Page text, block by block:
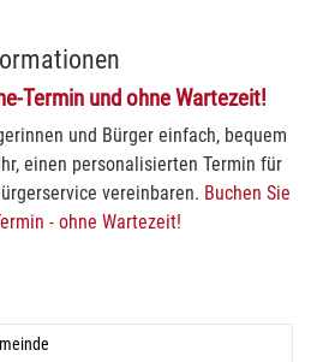
Termin und ohne Wartezeit!
und Bürger einfach, bequem
einen personalisierten Termin für
vereinbaren. Buchen Sie
- ohne Wartezeit!